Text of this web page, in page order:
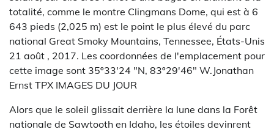
totalité, comme le montre Clingmans Dome, qui est à 6
643 pieds (2,025 m) est le point le plus élevé du parc
national Great Smoky Mountains, Tennessee, États-Unis
21 août , 2017. Les coordonnées de l'emplacement pour
cette image sont 35º33'24 "N, 83º29'46" W. Jonathan
Ernst TPX IMAGES DU JOUR
Alors que le soleil glissait derrière la lune dans la Forêt
nationale de Sawtooth en Idaho, les étoiles devinrent